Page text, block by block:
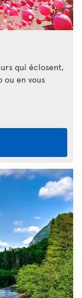
qui éclosent,
ou en vous